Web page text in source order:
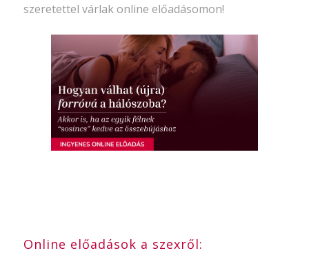
szeretettel várlak online előadásomon!
Online előadások a szexről: